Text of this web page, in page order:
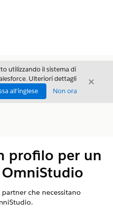
utilizzando il sistema di
Ulteriori dettagli
all'inglese Non ora
Chiudi
profilo per un
che necessitano